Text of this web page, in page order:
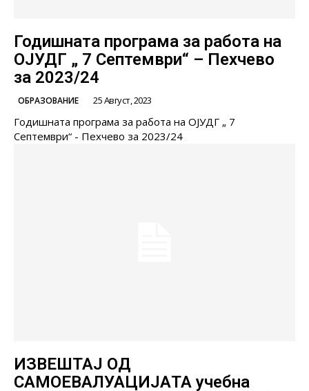
Годишната програма за работа на
ОЈУДГ „ 7 Септември“ – Пехчево
за 2023/24
ОБРАЗОВАНИЕ 25 Август, 2023
Годишната програма за работа на ОЈУДГ „ 7
ИЗВЕШТАЈ ОД
САМОЕВАЛУАЦИЈAТА учебна